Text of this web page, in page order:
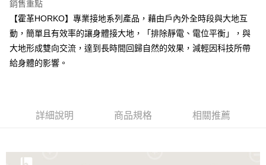
便利好安心！
１．簡單：不需註冊會員、不需綁卡、不需儲值。
２．便利：只要手機號碼，簡訊認證，即可結帳。
【「AFTEE先享後付」結帳流程】
ATM／網路銀行／等多元方式進行付款，方視為交易完成。
※ 交易是否成功請以「AFTEE先享後付 」之結帳頁面顯示為準，若有關於
全家取貨付款
每筆NT$80，滿NT$490(含以上)免運費
7-11取貨付款
付款後 7-11取貨
銷售重點
【霍革HORKO】專業接地系列產品，藉由戶內外全時段與大地互
動，簡單且有效率的讓身體接大地，「排除靜電、電位平衡」，與
大地形成雙向交流，達到長時間回歸自然的效果，減輕因科技所帶
給身體的影響。
詳細說明 商品規格 相關推薦